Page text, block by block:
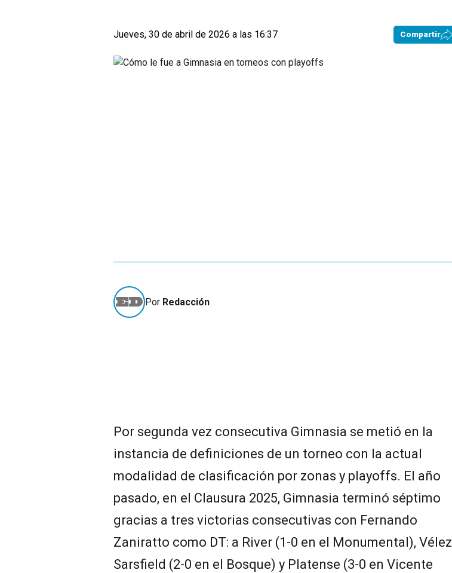
Jueves, 30 de abril de 2026 a las 16:37 Compartir
Por Redacción
Por segunda vez consecutiva Gimnasia se metió en la
instancia de definiciones de un torneo con la actual
modalidad de clasificación por zonas y playoffs. El año
pasado, en el Clausura 2025, Gimnasia terminó séptimo
gracias a tres victorias consecutivas con Fernando
Zaniratto como DT: a River (1-0 en el Monumental), Vélez
Sarsfield (2-0 en el Bosque) y Platense (3-0 en Vicente